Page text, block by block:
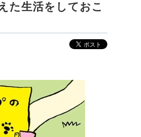
た生活をしておこ